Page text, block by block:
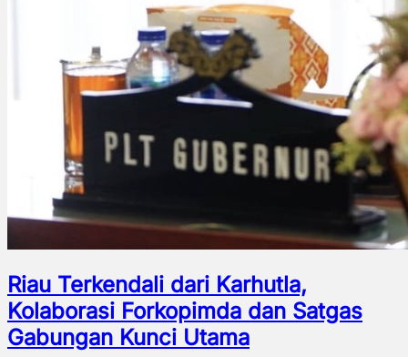
Riau Terkendali dari Karhutla,
Kolaborasi Forkopimda dan Satgas
Gabungan Kunci Utama